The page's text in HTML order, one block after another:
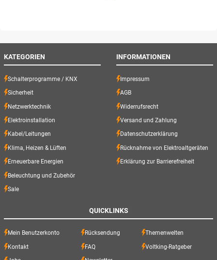
KATEGORIEN
Schalterprogramme / KNX
Sicherheit
Netzwerktechnik
Elektroinstallation
Kabel/Leitungen
Klima, Heizen & Lüften
Erneuerbare Energien
Beleuchtung und Zubehör
Sale
INFORMATIONEN
Impressum
AGB
Widerrufsrecht
Versand und Zahlung
Datenschutzerklärung
Rücknahme von Elektroaltgeräten
Erklärung zur Barrierefreiheit
QUICKLINKS
Mein Benutzerkonto Rücksendung Themenwelten
Kontakt FAQ Voltking-Ratgeber